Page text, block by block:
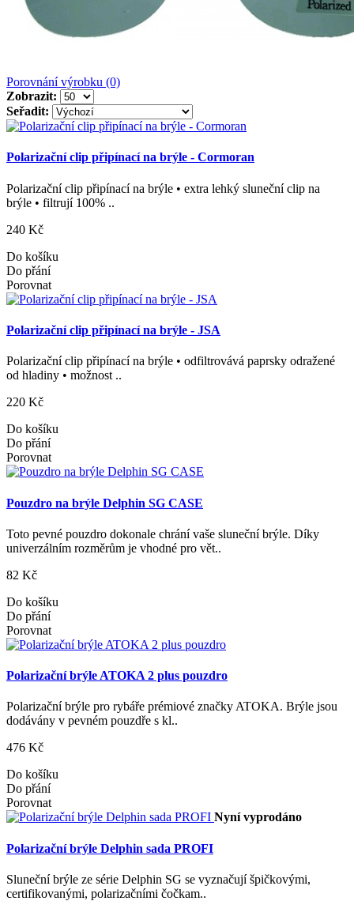
Porovnání výrobku (0)
Zobrazit:
Seřadit:
Polarizační clip připínací na brýle - Cormoran
Polarizační clip připínací na brýle • extra lehký sluneční clip na
brýle • filtrují 100% ..
240 Kč
Do košíku
Do přání
Porovnat
Polarizační clip připínací na brýle - JSA
Polarizační clip připínací na brýle • odfiltrovává paprsky odražené
od hladiny • možnost ..
220 Kč
Do košíku
Do přání
Porovnat
Pouzdro na brýle Delphin SG CASE
Toto pevné pouzdro dokonale chrání vaše sluneční brýle. Díky
univerzálním rozměrům je vhodné pro vět..
82 Kč
Do košíku
Do přání
Porovnat
Polarizační brýle ATOKA 2 plus pouzdro
Polarizační brýle pro rybáře prémiové značky ATOKA. Brýle jsou
dodávány v pevném pouzdře s kl..
476 Kč
Do košíku
Do přání
Porovnat
Nyní vyprodáno
Polarizační brýle Delphin sada PROFI
Sluneční brýle ze série Delphin SG se vyznačují špičkovými,
certifikovanými, polarizačními čočkam..